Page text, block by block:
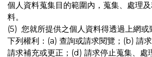
個人資料蒐集目的範圍內，蒐集、處理
料。
(5) 您就所提供之個人資料得透過上網或
下列權利：(a) 查詢或請求閱覽；(b) 請
請求補充或更正；(d) 請求停止蒐集、處